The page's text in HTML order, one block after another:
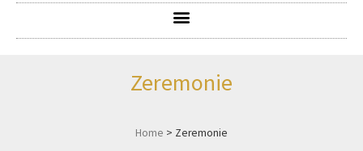
Zeremonie
Home > Zeremonie